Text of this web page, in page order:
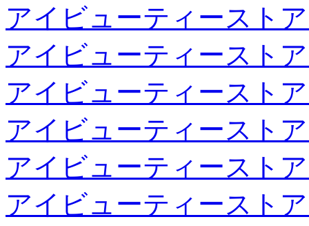
アイビューティースト
アイビューティースト
アイビューティースト
アイビューティースト
アイビューティースト
アイビューティースト